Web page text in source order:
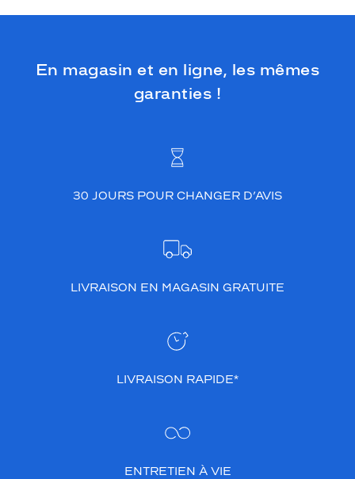
En magasin et en ligne, les mêmes
garanties !
30 JOURS POUR CHANGER D’AVIS
LIVRAISON EN MAGASIN GRATUITE
LIVRAISON RAPIDE*
ENTRETIEN À VIE